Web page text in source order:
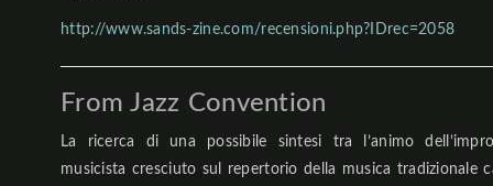
http://www.sands-zine.com/recensioni.php?IDrec=2058
From Jazz Convention
La ricerca di una possibile sintesi tra l’animo
musicista cresciuto sul repertorio della musica tradizionale